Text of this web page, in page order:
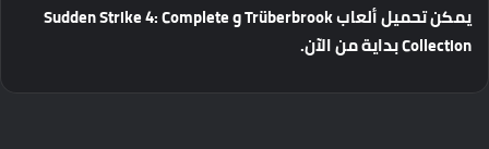
يمكنتحميلألعاب وSudden Strike 4: Complete
Collectionبدايةمنالآن.